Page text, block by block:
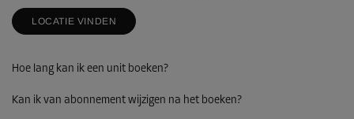
LOCATIE VINDEN
Hoe lang kan ik een unit boeken?
Kan ik van abonnement wijzigen na het boeken?